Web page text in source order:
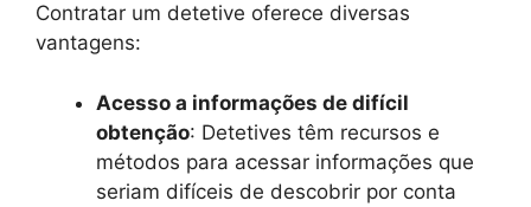
Contratar um detetive oferece diversas
vantagens:
Acesso a informações de difícil
obtenção: Detetives têm recursos e
métodos para acessar informações que
seriam difíceis de descobrir por conta